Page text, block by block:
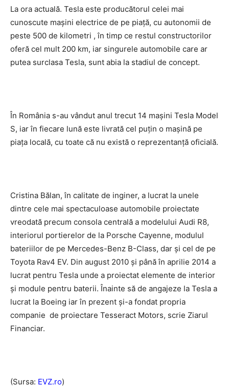
La ora actuală. Tesla este producătorul celei mai
cunoscute mașini electrice de pe piață, cu autonomii de
peste 500 de kilometri , în timp ce restul constructorilor
oferă cel mult 200 km, iar singurele automobile care ar
putea surclasa Tesla, sunt abia la stadiul de concept.
În România s-au vândut anul trecut 14 maşini Tesla Model
S, iar în fiecare lună este livrată cel puţin o maşină pe
piaţa locală, cu toate că nu există o reprezentanţă oficială.
Cristina Bălan, în calitate de inginer, a lucrat la unele
dintre cele mai spectaculoase automobile proiectate
vreodată precum consola centrală a modelului Audi R8,
interiorul portierelor de la Porsche Cayenne, modulul
bateriilor de pe Mercedes-Benz B-Class, dar şi cel de pe
Toyota Rav4 EV. Din august 2010 şi până în aprilie 2014 a
lucrat pentru Tesla unde a proiectat elemente de interior
şi module pentru baterii. Înainte să de angajeze la Tesla a
lucrat la Boeing iar în prezent şi-a fondat propria
companie de proiectare Tesseract Motors, scrie Ziarul
Financiar.
(Sursa: EVZ.ro)